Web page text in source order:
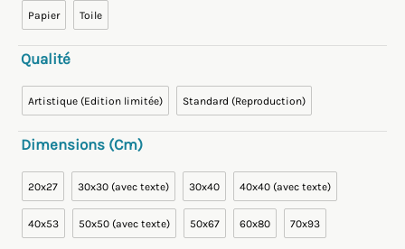
Papier Toile
Qualité
Artistique (Edition limitée) Standard (Reproduction)
Dimensions (cm)
20x27 30x30 (avec texte) 30x40 40x40 (avec texte)
40x53 50x50 (avec texte) 50x67 60x80 70x93